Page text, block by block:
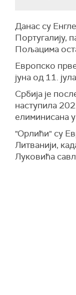
Данас су
Португалију,
Пољацима
Европско
јуна од 11.
Србија је
наступила
елиминисана
"Орлићи" су
Литванији,
Луковића